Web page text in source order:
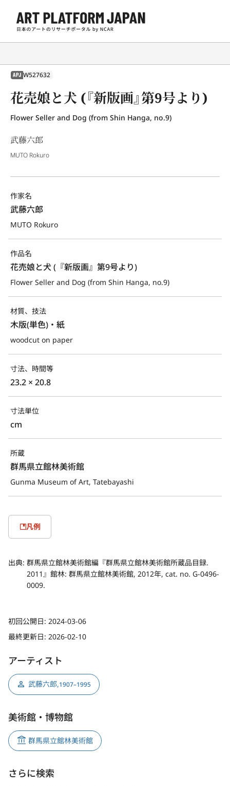
APJ W527632
花売娘と犬 (『新版画』第9号より)
Flower Seller and Dog (from Shin Hanga, no.9)
武藤六郎
MUTO Rokuro
作家名
武藤六郎
MUTO Rokuro
作品名
花売娘と犬 (『新版画』第9号より)
Flower Seller and Dog (from Shin Hanga, no.9)
材質、技法
木版(単色)・紙
woodcut on paper
寸法、時間等
23.2 × 20.8
寸法単位
cm
所蔵
群馬県立館林美術館
Gunma Museum of Art, Tatebayashi
凡例
出典: 群馬県立館林美術館編『群馬県立館林美術館所蔵品目録.
2011』館林: 群馬県立館林美術館, 2012年, cat. no. G-0496-
0009.
初回公開日: 2024-03-06
最終更新日: 2026-02-10
アーティスト
武藤六郎,1907–1995
美術館・博物館
群馬県立館林美術館
さらに検索